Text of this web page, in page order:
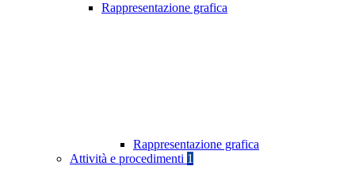
Rappresentazione grafica
Rappresentazione grafica
Attività e procedimenti 1